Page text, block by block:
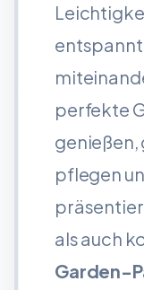
perfekte
genießen,
pflegen
als auch
Garden-